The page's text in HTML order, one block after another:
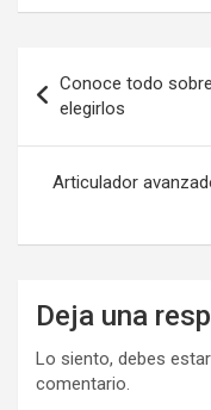
de
entradas
Conoce todo
elegirlos
Articulador
Deja una
Lo siento, debes estar
comentario.